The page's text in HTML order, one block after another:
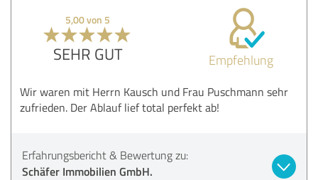
5,00 von 5
SEHR GUT Empfehlung
Wir waren mit Herrn Kausch und Frau Puschmann sehr
zufrieden. Der Ablauf lief total perfekt ab!
Erfahrungsbericht & Bewertung zu:
Schäfer Immobilien GmbH.